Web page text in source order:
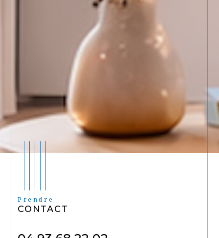
Prendre
CONTACT